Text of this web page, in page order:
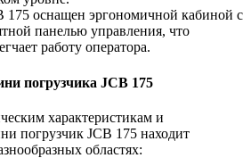
175 оснащен эргономичной кабиной с
панелью управления, что
работу оператора.
погрузчика JCB 175
характеристикам и
погрузчик JCB 175 находит
областях: